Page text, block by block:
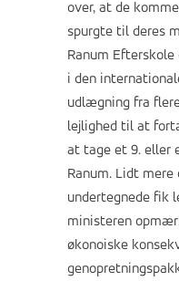
over, at de
spurgte til deres
Ranum
i den
udlægning fra
lejlighed til at
at tage et 9. eller
Ranum. Lidt
undertegnede fik
ministeren
økonoiske